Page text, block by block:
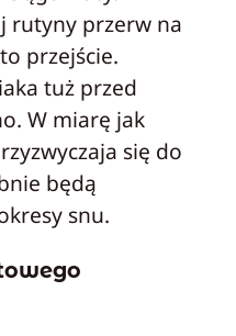
rutyny przerw na
przejście.
tuż przed
W miarę jak
się do
będą
snu.